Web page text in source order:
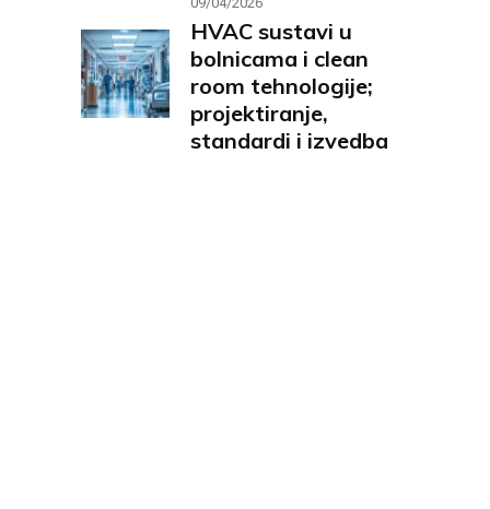
HVAC sustavi u
bolnicama i clean
room tehnologije;
projektiranje,
standardi i izvedba